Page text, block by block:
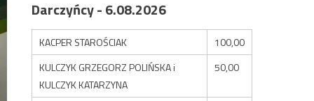
Darczyńcy - 6.08.2026
KACPER STAROŚCIAK
100,00
KULCZYK GRZEGORZ POLIŃSKA i
KULCZYK KATARZYNA
50,00